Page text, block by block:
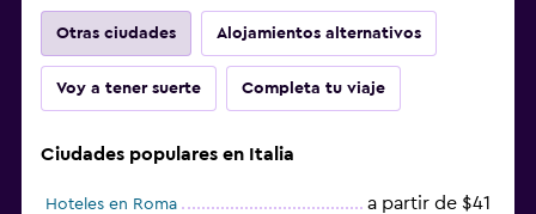
Otras ciudades Alojamientos alternativos
Voy a tener suerte Completa tu viaje
Ciudades populares en Italia
Hoteles en Roma a partir de $41